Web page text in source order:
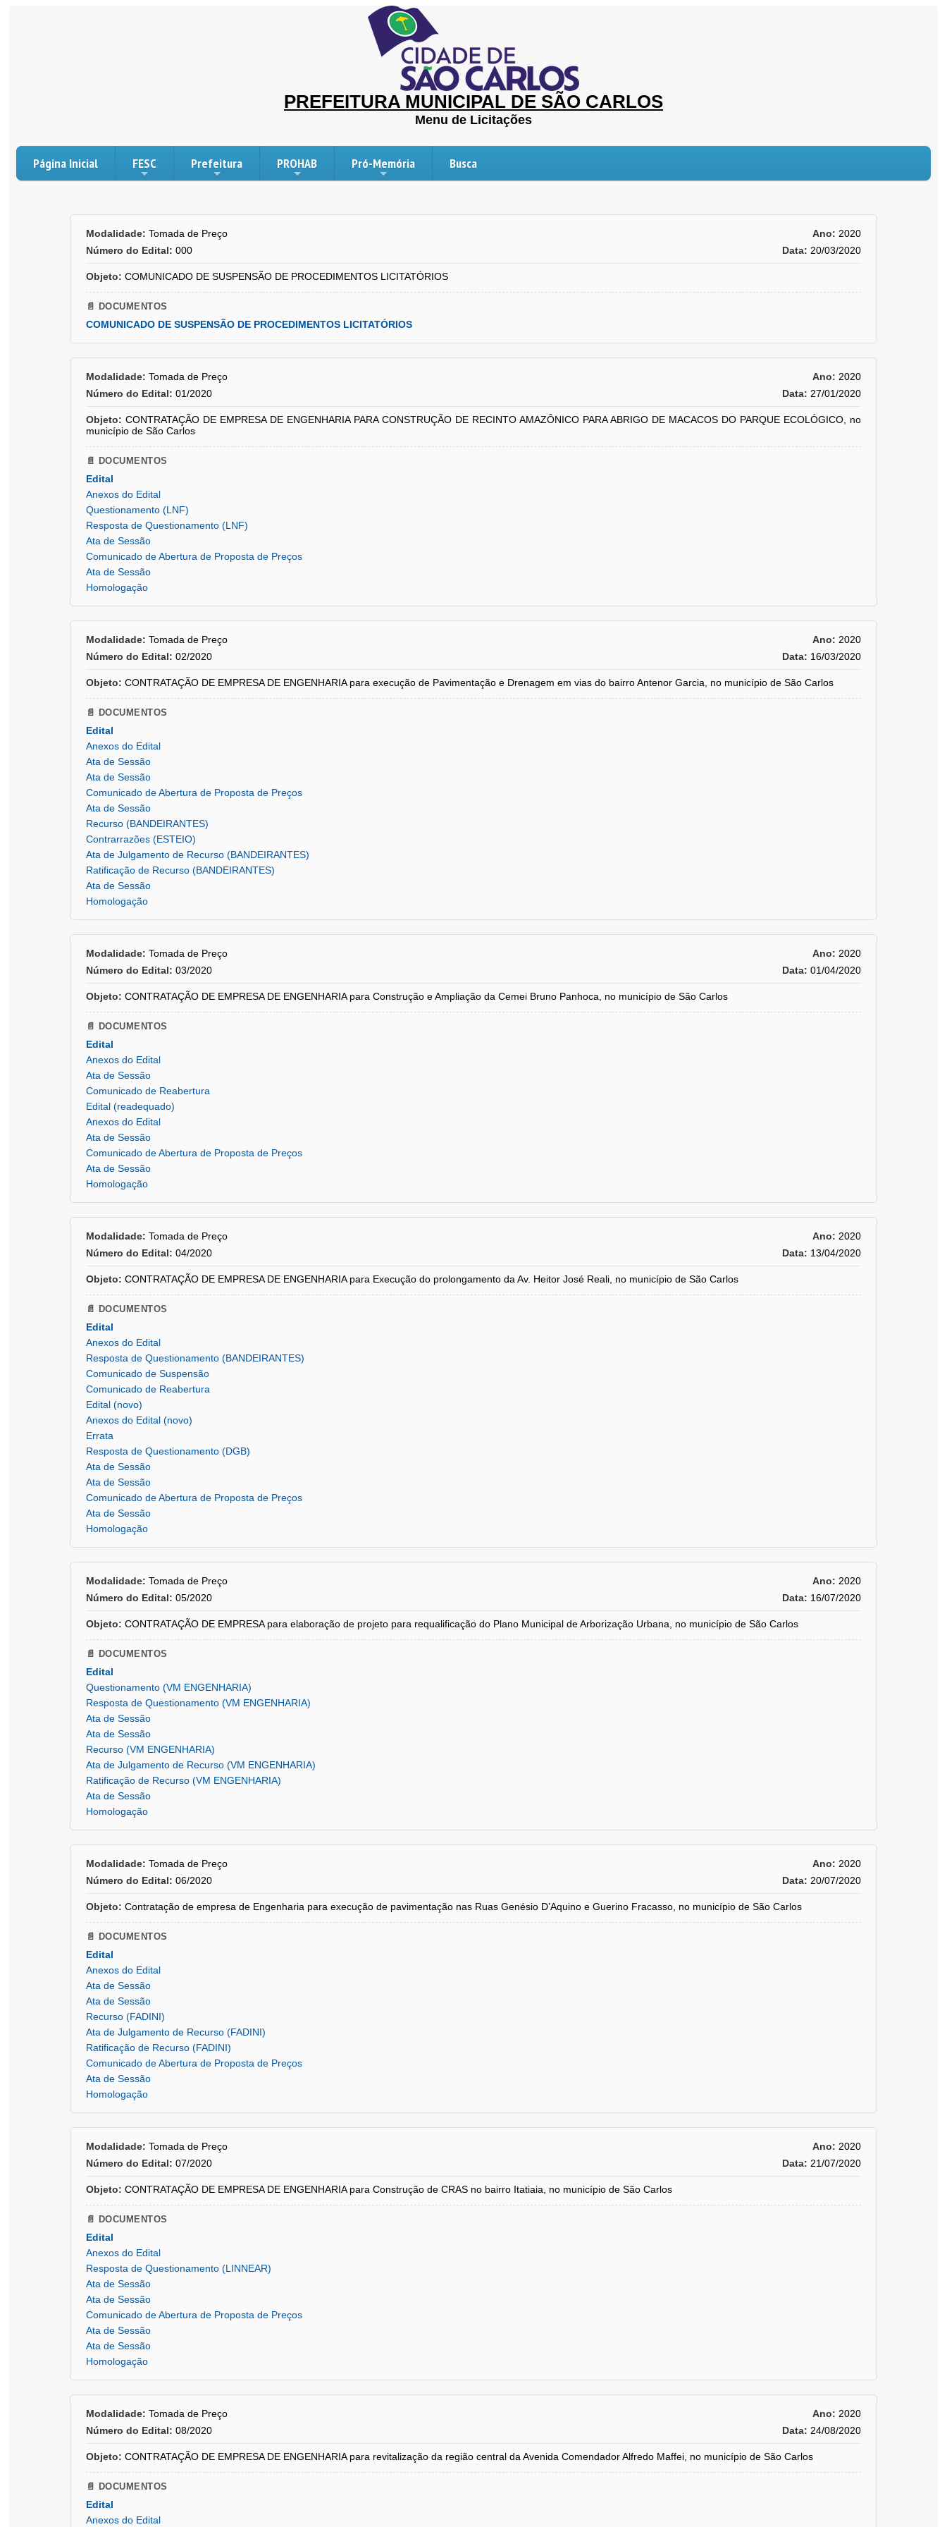
PREFEITURA MUNICIPAL DE SÃO CARLOS
Menu de Licitações
Página Inicial FESC Prefeitura PROHAB Pró-Memória Busca
Modalidade: Tomada de Preço Ano: 2020
Número do Edital: 000 Data: 20/03/2020
Objeto: COMUNICADO DE SUSPENSÃO DE PROCEDIMENTOS LICITATÓRIOS
📄 DOCUMENTOS
COMUNICADO DE SUSPENSÃO DE PROCEDIMENTOS LICITATÓRIOS
Modalidade: Tomada de Preço Ano: 2020
Número do Edital: 01/2020 Data: 27/01/2020
Objeto: CONTRATAÇÃO DE EMPRESA DE ENGENHARIA PARA CONSTRUÇÃO DE RECINTO AMAZÔNICO PARA ABRIGO DE MACACOS DO PARQUE ECOLÓGICO, no
município de São Carlos
📄 DOCUMENTOS
Edital
Anexos do Edital
Questionamento (LNF)
Resposta de Questionamento (LNF)
Ata de Sessão
Comunicado de Abertura de Proposta de Preços
Ata de Sessão
Homologação
Modalidade: Tomada de Preço Ano: 2020
Número do Edital: 02/2020 Data: 16/03/2020
Objeto: CONTRATAÇÃO DE EMPRESA DE ENGENHARIA para execução de Pavimentação e Drenagem em vias do bairro Antenor Garcia, no município de São Carlos
📄 DOCUMENTOS
Edital
Anexos do Edital
Ata de Sessão
Ata de Sessão
Comunicado de Abertura de Proposta de Preços
Ata de Sessão
Recurso (BANDEIRANTES)
Contrarrazões (ESTEIO)
Ata de Julgamento de Recurso (BANDEIRANTES)
Ratificação de Recurso (BANDEIRANTES)
Ata de Sessão
Homologação
Modalidade: Tomada de Preço Ano: 2020
Número do Edital: 03/2020 Data: 01/04/2020
Objeto: CONTRATAÇÃO DE EMPRESA DE ENGENHARIA para Construção e Ampliação da Cemei Bruno Panhoca, no município de São Carlos
📄 DOCUMENTOS
Edital
Anexos do Edital
Ata de Sessão
Comunicado de Reabertura
Edital (readequado)
Anexos do Edital
Ata de Sessão
Comunicado de Abertura de Proposta de Preços
Ata de Sessão
Homologação
Modalidade: Tomada de Preço Ano: 2020
Número do Edital: 04/2020 Data: 13/04/2020
Objeto: CONTRATAÇÃO DE EMPRESA DE ENGENHARIA para Execução do prolongamento da Av. Heitor José Reali, no município de São Carlos
📄 DOCUMENTOS
Edital
Anexos do Edital
Resposta de Questionamento (BANDEIRANTES)
Comunicado de Suspensão
Comunicado de Reabertura
Edital (novo)
Anexos do Edital (novo)
Errata
Resposta de Questionamento (DGB)
Ata de Sessão
Ata de Sessão
Comunicado de Abertura de Proposta de Preços
Ata de Sessão
Homologação
Modalidade: Tomada de Preço Ano: 2020
Número do Edital: 05/2020 Data: 16/07/2020
Objeto: CONTRATAÇÃO DE EMPRESA para elaboração de projeto para requalificação do Plano Municipal de Arborização Urbana, no município de São Carlos
📄 DOCUMENTOS
Edital
Questionamento (VM ENGENHARIA)
Resposta de Questionamento (VM ENGENHARIA)
Ata de Sessão
Ata de Sessão
Recurso (VM ENGENHARIA)
Ata de Julgamento de Recurso (VM ENGENHARIA)
Ratificação de Recurso (VM ENGENHARIA)
Ata de Sessão
Homologação
Modalidade: Tomada de Preço Ano: 2020
Número do Edital: 06/2020 Data: 20/07/2020
Objeto: Contratação de empresa de Engenharia para execução de pavimentação nas Ruas Genésio D’Aquino e Guerino Fracasso, no município de São Carlos
📄 DOCUMENTOS
Edital
Anexos do Edital
Ata de Sessão
Ata de Sessão
Recurso (FADINI)
Ata de Julgamento de Recurso (FADINI)
Ratificação de Recurso (FADINI)
Comunicado de Abertura de Proposta de Preços
Ata de Sessão
Homologação
Modalidade: Tomada de Preço Ano: 2020
Número do Edital: 07/2020 Data: 21/07/2020
Objeto: CONTRATAÇÃO DE EMPRESA DE ENGENHARIA para Construção de CRAS no bairro Itatiaia, no município de São Carlos
📄 DOCUMENTOS
Edital
Anexos do Edital
Resposta de Questionamento (LINNEAR)
Ata de Sessão
Ata de Sessão
Comunicado de Abertura de Proposta de Preços
Ata de Sessão
Ata de Sessão
Homologação
Modalidade: Tomada de Preço Ano: 2020
Número do Edital: 08/2020 Data: 24/08/2020
Objeto: CONTRATAÇÃO DE EMPRESA DE ENGENHARIA para revitalização da região central da Avenida Comendador Alfredo Maffei, no município de São Carlos
📄 DOCUMENTOS
Edital
Anexos do Edital